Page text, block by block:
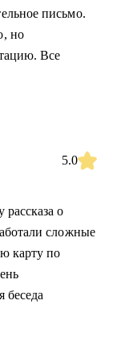
письмо.
но
Все
5.0
рассказа о
сложные
карту по
беседа